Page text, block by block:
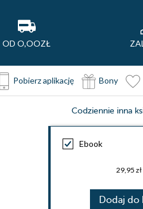
OD O,OOZŁ
Pobierz aplikację Bony
Codziennie inna
Ebook
29,95
Dodaj do